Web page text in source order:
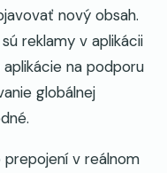
nový obsah.
reklamy v aplikácii
na podporu
globálnej
v reálnom